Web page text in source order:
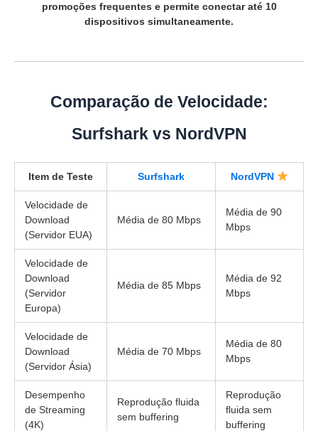
promoções frequentes e permite conectar até 10
dispositivos simultaneamente.
Comparação de Velocidade:
Surfshark vs NordVPN
Item de Teste Surfshark NordVPN
Velocidade de
Download
(Servidor EUA)
Média de 80 Mbps
Média de 90
Mbps
Velocidade de
Download
(Servidor
Europa)
Média de 85 Mbps
Média de 92
Mbps
Velocidade de
Download
(Servidor Ásia)
Média de 70 Mbps
Média de 80
Mbps
Desempenho
de Streaming
(4K)
Reprodução fluida
sem buffering
Reprodução
fluida sem
buffering